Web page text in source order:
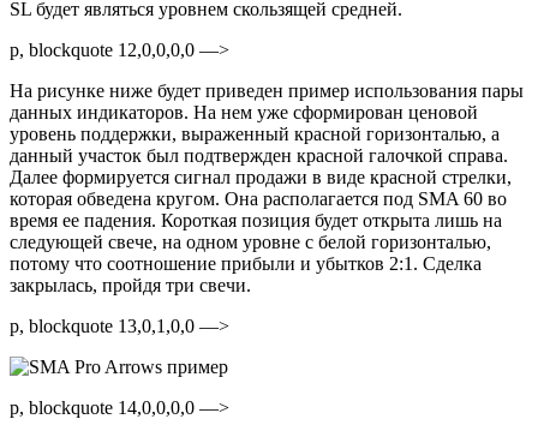
SL будет являться уровнем скользящей средней.
p, blockquote 12,0,0,0,0 —>
На рисунке ниже будет приведен пример использования пары
данных индикаторов. На нем уже сформирован ценовой
уровень поддержки, выраженный красной горизонталью, а
данный участок был подтвержден красной галочкой справа.
Далее формируется сигнал продажи в виде красной стрелки,
которая обведена кругом. Она располагается под SMA 60 во
время ее падения. Короткая позиция будет открыта лишь на
следующей свече, на одном уровне с белой горизонталью,
потому что соотношение прибыли и убытков 2:1. Сделка
закрылась, пройдя три свечи.
p, blockquote 13,0,1,0,0 —>
p, blockquote 14,0,0,0,0 —>